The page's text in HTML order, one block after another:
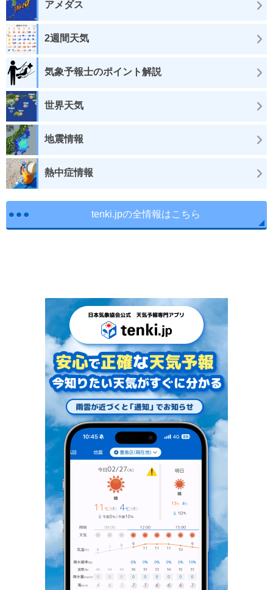
アメダス
2週間天気
気象予報士のポイント解説
世界天気
地震情報
熱中症情報
tenki.jpの全情報はこちら